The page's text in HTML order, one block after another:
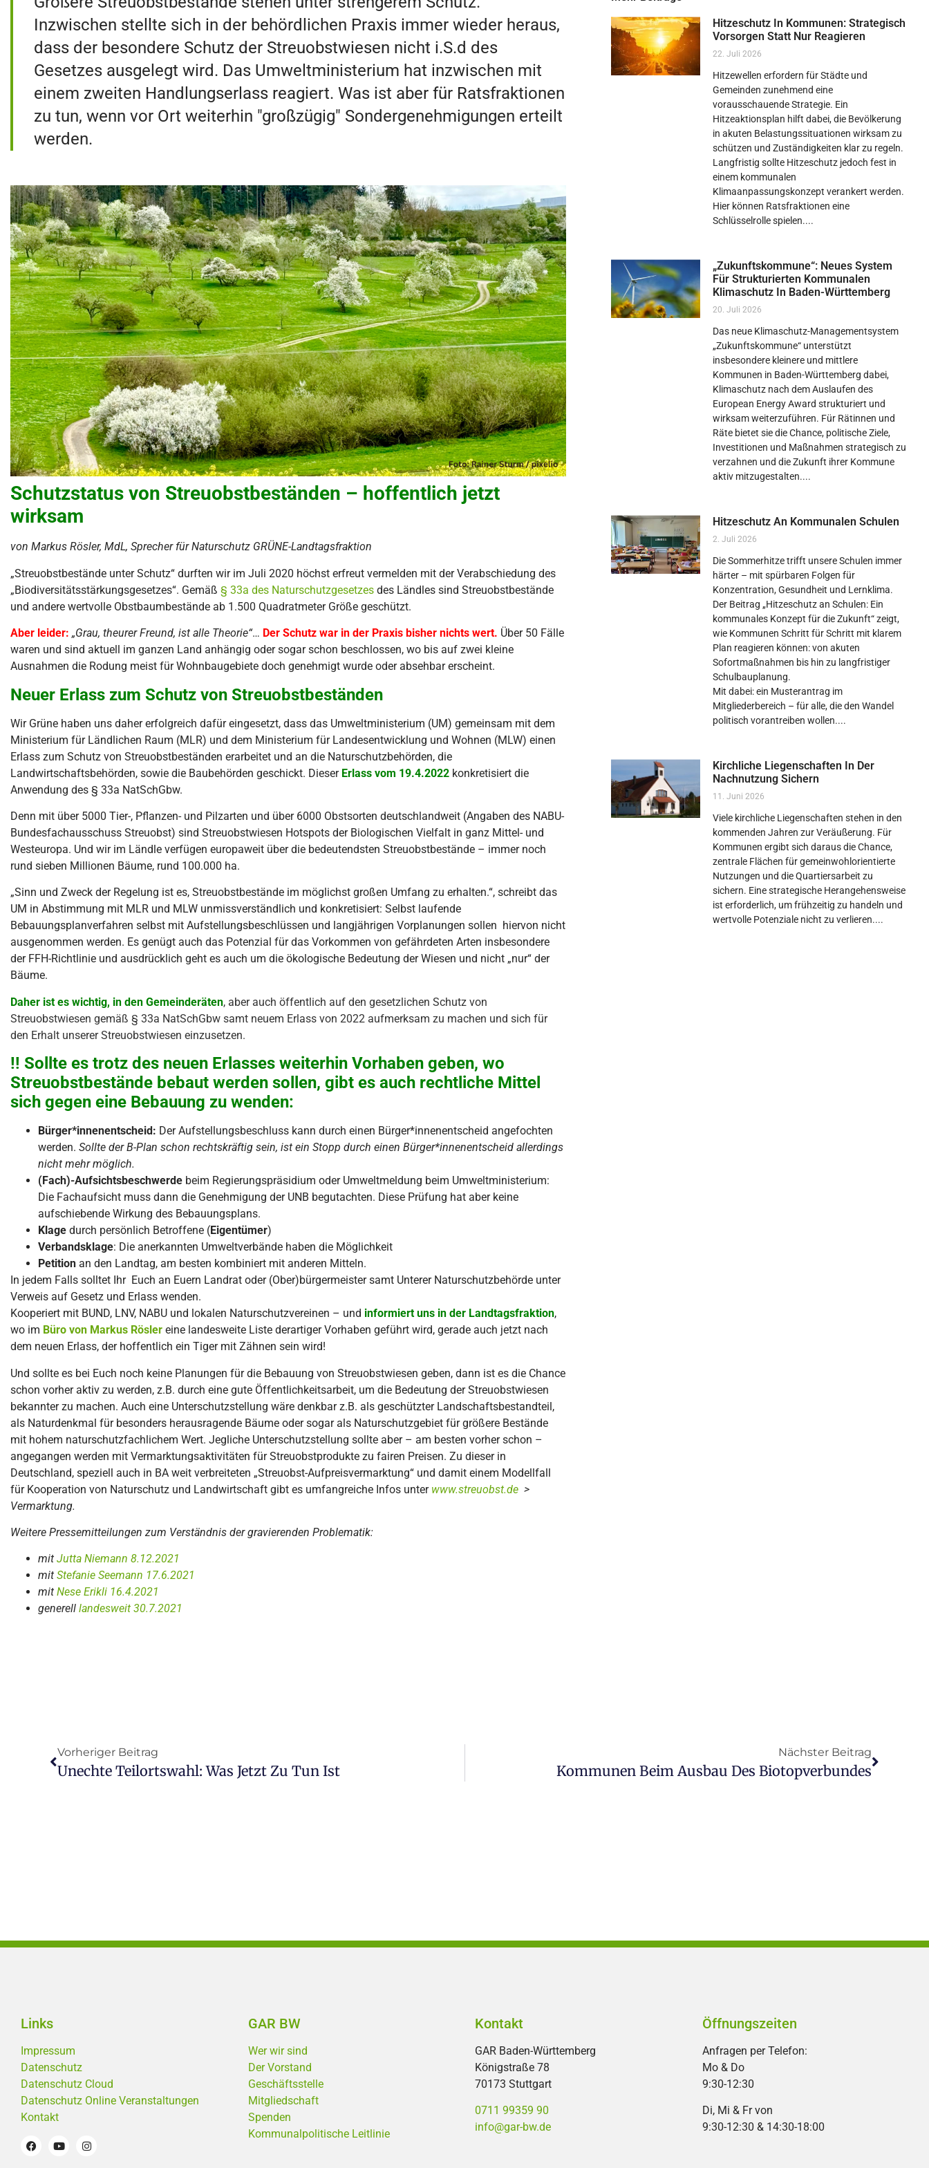
Inzwischen stellte sich in der behördlichen Praxis immer wieder heraus,
dass der besondere Schutz der Streuobstwiesen nicht i.S.d des
Gesetzes ausgelegt wird. Das Umweltministerium hat inzwischen mit
einem zweiten Handlungserlass reagiert. Was ist aber für Ratsfraktionen
zu tun, wenn vor Ort weiterhin "großzügig" Sondergenehmigungen erteilt
werden.
Schutzstatus von Streuobstbeständen – hoffentlich jetzt
wirksam
von Markus Rösler, MdL, Sprecher für Naturschutz GRÜNE-Landtagsfraktion
„Streuobstbestände unter Schutz“ durften wir im Juli 2020 höchst erfreut vermelden mit der Verabschiedung des
„Biodiversitätsstärkungsgesetzes“. Gemäß § 33a des Naturschutzgesetzes des Ländles sind Streuobstbestände
und andere wertvolle Obstbaumbestände ab 1.500 Quadratmeter Größe geschützt.
Aber leider: „Grau, theurer Freund, ist alle Theorie“… Der Schutz war in der Praxis bisher nichts wert. Über 50 Fälle
waren und sind aktuell im ganzen Land anhängig oder sogar schon beschlossen, wo bis auf zwei kleine
Ausnahmen die Rodung meist für Wohnbaugebiete doch genehmigt wurde oder absehbar erscheint.
Neuer Erlass zum Schutz von Streuobstbeständen
Wir Grüne haben uns daher erfolgreich dafür eingesetzt, dass das Umweltministerium (UM) gemeinsam mit dem
Ministerium für Ländlichen Raum (MLR) und dem Ministerium für Landesentwicklung und Wohnen (MLW) einen
Erlass zum Schutz von Streuobstbeständen erarbeitet und an die Naturschutzbehörden, die
Landwirtschaftsbehörden, sowie die Baubehörden geschickt. Dieser Erlass vom 19.4.2022 konkretisiert die
Anwendung des § 33a NatSchGbw.
Denn mit über 5000 Tier-, Pflanzen- und Pilzarten und über 6000 Obstsorten deutschlandweit (Angaben des NABU-
Bundesfachausschuss Streuobst) sind Streuobstwiesen Hotspots der Biologischen Vielfalt in ganz Mittel- und
Westeuropa. Und wir im Ländle verfügen europaweit über die bedeutendsten Streuobstbestände – immer noch
rund sieben Millionen Bäume, rund 100.000 ha.
„Sinn und Zweck der Regelung ist es, Streuobstbestände im möglichst großen Umfang zu erhalten.“, schreibt das
UM in Abstimmung mit MLR und MLW unmissverständlich und konkretisiert: Selbst laufende
Bebauungsplanverfahren selbst mit Aufstellungsbeschlüssen und langjährigen Vorplanungen sollen hiervon nicht
ausgenommen werden. Es genügt auch das Potenzial für das Vorkommen von gefährdeten Arten insbesondere
der FFH-Richtlinie und ausdrücklich geht es auch um die ökologische Bedeutung der Wiesen und nicht „nur“ der
Bäume.
Daher ist es wichtig, in den Gemeinderäten, aber auch öffentlich auf den gesetzlichen Schutz von
Streuobstwiesen gemäß § 33a NatSchGbw samt neuem Erlass von 2022 aufmerksam zu machen und sich für
den Erhalt unserer Streuobstwiesen einzusetzen.
!! Sollte es trotz des neuen Erlasses weiterhin Vorhaben geben, wo
Streuobstbestände bebaut werden sollen, gibt es auch rechtliche Mittel
sich gegen eine Bebauung zu wenden:
Bürger*innenentscheid: Der Aufstellungsbeschluss kann durch einen Bürger*innenentscheid angefochten
werden. Sollte der B-Plan schon rechtskräftig sein, ist ein Stopp durch einen Bürger*innenentscheid allerdings
nicht mehr möglich.
(Fach)-Aufsichtsbeschwerde beim Regierungspräsidium oder Umweltmeldung beim Umweltministerium:
Die Fachaufsicht muss dann die Genehmigung der UNB begutachten. Diese Prüfung hat aber keine
aufschiebende Wirkung des Bebauungsplans.
Klage durch persönlich Betroffene (Eigentümer)
Verbandsklage: Die anerkannten Umweltverbände haben die Möglichkeit
Petition an den Landtag, am besten kombiniert mit anderen Mitteln.
In jedem Falls solltet Ihr Euch an Euern Landrat oder (Ober)bürgermeister samt Unterer Naturschutzbehörde unter
Verweis auf Gesetz und Erlass wenden.
Kooperiert mit BUND, LNV, NABU und lokalen Naturschutzvereinen – und informiert uns in der Landtagsfraktion,
wo im Büro von Markus Rösler eine landesweite Liste derartiger Vorhaben geführt wird, gerade auch jetzt nach
dem neuen Erlass, der hoffentlich ein Tiger mit Zähnen sein wird!
Und sollte es bei Euch noch keine Planungen für die Bebauung von Streuobstwiesen geben, dann ist es die Chance
schon vorher aktiv zu werden, z.B. durch eine gute Öffentlichkeitsarbeit, um die Bedeutung der Streuobstwiesen
bekannter zu machen. Auch eine Unterschutzstellung wäre denkbar z.B. als geschützter Landschaftsbestandteil,
als Naturdenkmal für besonders herausragende Bäume oder sogar als Naturschutzgebiet für größere Bestände
mit hohem naturschutzfachlichem Wert. Jegliche Unterschutzstellung sollte aber – am besten vorher schon –
angegangen werden mit Vermarktungsaktivitäten für Streuobstprodukte zu fairen Preisen. Zu dieser in
Deutschland, speziell auch in BA weit verbreiteten „Streuobst-Aufpreisvermarktung“ und damit einem Modellfall
für Kooperation von Naturschutz und Landwirtschaft gibt es umfangreiche Infos unter www.streuobst.de >
Vermarktung.
Weitere Pressemitteilungen zum Verständnis der gravierenden Problematik:
mit Jutta Niemann 8.12.2021
mit Stefanie Seemann 17.6.2021
mit Nese Erikli 16.4.2021
generell landesweit 30.7.2021
Hitzeschutz In Kommunen: Strategisch
Vorsorgen Statt Nur Reagieren
22. Juli 2026
Hitzewellen erfordern für Städte und
Gemeinden zunehmend eine
vorausschauende Strategie. Ein
Hitzeaktionsplan hilft dabei, die Bevölkerung
in akuten Belastungssituationen wirksam zu
schützen und Zuständigkeiten klar zu regeln.
Langfristig sollte Hitzeschutz jedoch fest in
einem kommunalen
Klimaanpassungskonzept verankert werden.
Hier können Ratsfraktionen eine
Schlüsselrolle spielen.
„Zukunftskommune“: Neues System
Für Strukturierten Kommunalen
Klimaschutz In Baden-Württemberg
20. Juli 2026
Das neue Klimaschutz-Managementsystem
„Zukunftskommune“ unterstützt
insbesondere kleinere und mittlere
Kommunen in Baden-Württemberg dabei,
Klimaschutz nach dem Auslaufen des
European Energy Award strukturiert und
wirksam weiterzuführen. Für Rätinnen und
Räte bietet sie die Chance, politische Ziele,
Investitionen und Maßnahmen strategisch zu
verzahnen und die Zukunft ihrer Kommune
aktiv mitzugestalten.
Hitzeschutz An Kommunalen Schulen
2. Juli 2026
Die Sommerhitze trifft unsere Schulen immer
härter – mit spürbaren Folgen für
Konzentration, Gesundheit und Lernklima.
Der Beitrag „Hitzeschutz an Schulen: Ein
kommunales Konzept für die Zukunft“ zeigt,
wie Kommunen Schritt für Schritt mit klarem
Plan reagieren können: von akuten
Sofortmaßnahmen bis hin zu langfristiger
Schulbauplanung.
Mit dabei: ein Musterantrag im
Mitgliederbereich – für alle, die den Wandel
politisch vorantreiben wollen.
Kirchliche Liegenschaften In Der
Nachnutzung Sichern
11. Juni 2026
Viele kirchliche Liegenschaften stehen in den
kommenden Jahren zur Veräußerung. Für
Kommunen ergibt sich daraus die Chance,
zentrale Flächen für gemeinwohlorientierte
Nutzungen und die Quartiersarbeit zu
sichern. Eine strategische Herangehensweise
ist erforderlich, um frühzeitig zu handeln und
wertvolle Potenziale nicht zu verlieren.
Vorheriger Beitrag
Unechte Teilortswahl: Was Jetzt Zu Tun Ist
Nächster Beitrag
Kommunen Beim Ausbau Des Biotopverbundes
Links
Impressum
Datenschutz
Datenschutz Cloud
Datenschutz Online Veranstaltungen
Kontakt
GAR BW
Wer wir sind
Der Vorstand
Geschäftsstelle
Mitgliedschaft
Spenden
Kommunalpolitische Leitlinie
Kontakt
GAR Baden-Württemberg
Königstraße 78
70173 Stuttgart
0711 99359 90
info@gar-bw.de
Öffnungszeiten
Anfragen per Telefon:
Mo & Do
9:30-12:30
Di, Mi & Fr von
9:30-12:30 & 14:30-18:00